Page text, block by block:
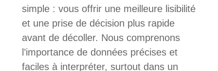
simple : vous offrir une meilleure lisibilité
et une prise de décision plus rapide
avant de décoller. Nous comprenons
l’importance de données précises et
faciles à interpréter, surtout dans un